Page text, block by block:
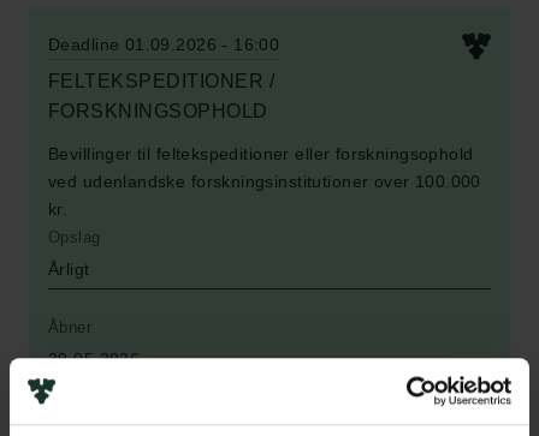
Deadline 01.09.2026 - 16:00
FELTEKSPEDITIONER /
FORSKNINGSOPHOLD
Bevillinger til feltekspeditioner eller forskningsophold
ved udenlandske forskningsinstitutioner over 100.000
kr.
Opslag
Årligt
Åbner
29.05.2026